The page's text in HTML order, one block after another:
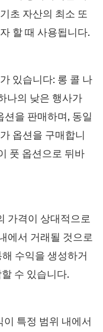
초 자산의 최소 또
할 때 사용됩니다.
있습니다: 롱 콜 나
나의 낮은 행사가
션을 판매하며, 동일
옵션을 구매합니
풋 옵션으로 뒤바
가격이 상대적으로
에서 거래될 것으로
수익을 생성하거
수 있습니다.
특정 범위 내에서